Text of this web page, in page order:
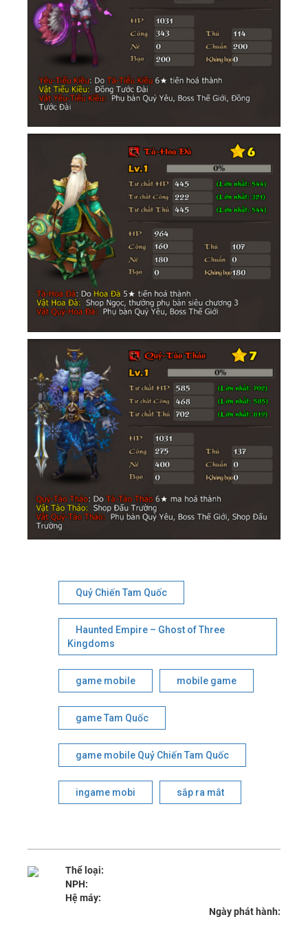
Quỷ Chiến Tam Quốc
Haunted Empire – Ghost of Three
Kingdoms
game mobile mobile game
game Tam Quốc
game mobile Quỷ Chiến Tam Quốc
ingame mobi sắp ra mắt
Thể loại:
NPH:
Hệ máy:
Ngày phát hành: